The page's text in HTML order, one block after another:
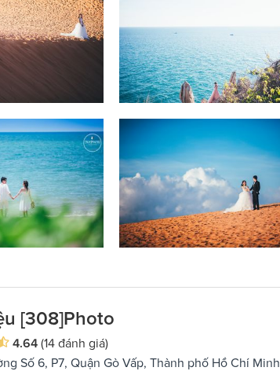
[308]Photo
4.64 (14 đánh giá)
Số 6, P7, Quận Gò Vấp, Thành phố Hồ Chí Minh